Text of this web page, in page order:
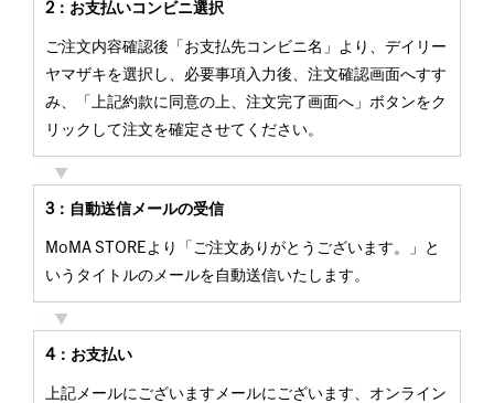
2：お支払いコンビニ選択
ご注文内容確認後「お支払先コンビニ名」より、デイリー
ヤマザキを選択し、必要事項入力後、注文確認画面へすす
み、「上記約款に同意の上、注文完了画面へ」ボタンをク
リックして注文を確定させてください。
3：自動送信メールの受信
MoMA STOREより「ご注文ありがとうございます。」と
いうタイトルのメールを自動送信いたします。
4：お支払い
上記メールにございますメールにございます、オンライン